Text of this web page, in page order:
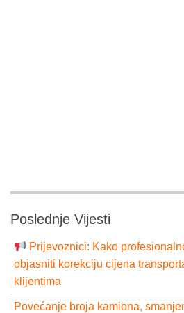
Poslednje Vijesti
Prijevoznici: Kako
objasniti korekciju cijena
klijentima
Povećanje broja kamiona,